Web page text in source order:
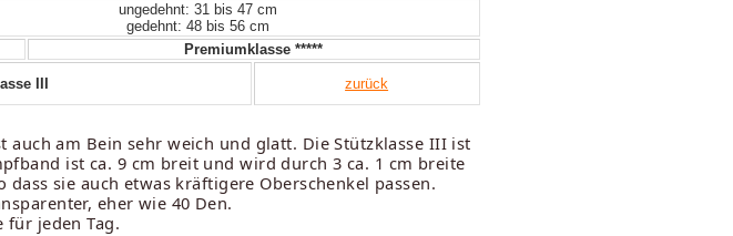
ungedehnt: 31 bis 47 cm
gedehnt: 48 bis 56 cm
Premiumklasse *****
III zurück
am Bein sehr weich und glatt. Die Stützklasse III ist
ist ca. 9 cm breit und wird durch 3 ca. 1 cm breite
sie auch etwas kräftigere Oberschenkel passen.
eher wie 40 Den.
für jeden Tag.